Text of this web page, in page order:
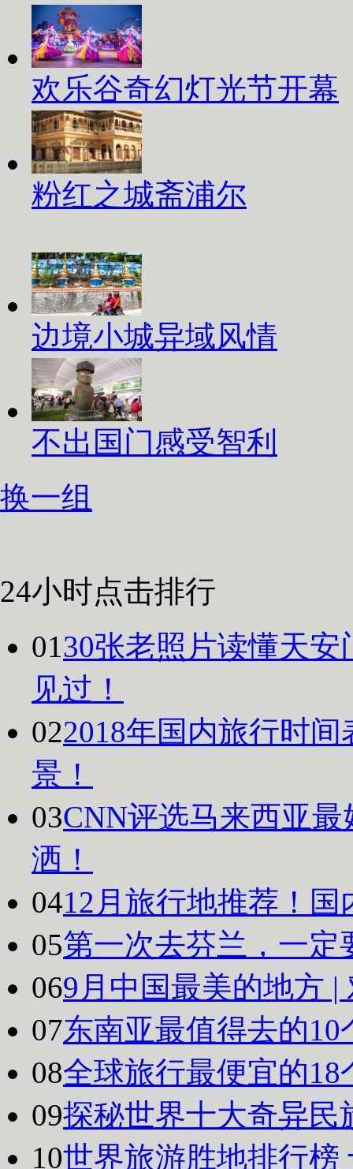
欢乐谷奇幻灯光节开幕
粉红之城斋浦尔
边境小城异域风情
不出国门感受智利
换一组
24小时点击排行
0130张老照片读懂天
见过！
022018年国内旅行时
景！
03CNN评选马来西亚
洒！
0412月旅行地推荐！
05第一次去芬兰，一定
069月中国最美的地方
07东南亚最值得去的
08全球旅行最便宜的
09探秘世界十大奇异民
10世界旅游胜地排行榜